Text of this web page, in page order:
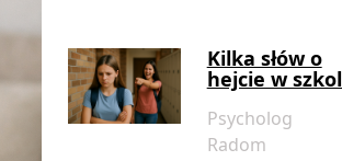
zaproszenie do
złości
Psycholog
Radom